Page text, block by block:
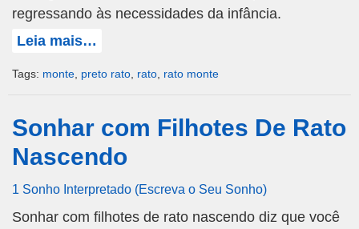
regressando às necessidades da infância.
Leia mais…
Tags: monte preto rato rato rato monte
Sonhar com Filhotes De Rato
Nascendo
1 Sonho Interpretado (Escreva o Seu Sonho)
Sonhar com filhotes de rato nascendo diz que você